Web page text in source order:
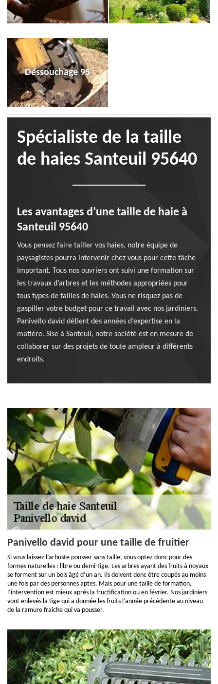
Déssouchage 95
Spécialiste de la taille
de haies Santeuil 95640
Les avantages d’une taille de haie à
Santeuil 95640
Vous pensez faire tailler vos haies, notre équipe de
paysagistes pourra intervenir chez vous pour cette tâche
important. Tous nos ouvriers ont suivi une formation sur
les travaux d’arbres et les méthodes appropriées pour
tous types de tailles de haies. Vous ne risquez pas de
gaspiller votre budget pour ce travail avec nos jardiniers.
Panivello david détient des années d’expertise en la
matière. Sise à Santeuil, notre société est en mesure de
collaborer sur des projets de toute ampleur à différents
endroits.
Panivello david pour une taille de fruitier
Si vous laissez l’arbuste pousser sans taille, vous optez donc pour des
formes naturelles : libre ou demi-tige. Les arbres ayant des fruits à noyaux
se forment sur un bois âgé d’un an. Ils doivent donc être coupés au moins
une fois par des personnes aptes. Mais pour une taille de formation,
l’intervention est mieux après la fructification ou en février. Nos jardiniers
vont enlevés la tige qui a donnée les fruits l’année précédente au niveau
de la ramure fraîche qui va pousser.